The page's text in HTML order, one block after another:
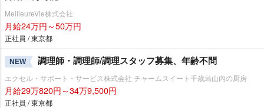
MeilleureVie株式会社
月給24万円～50万円
正社員 / 東京都
NEW 調理師・調理師/調理スタッフ募集、年齢不問
エクセル・サポート・サービス株式会社 チャームスイート千歳烏山内の厨房
月給29万820円～34万9,500円
正社員 / 東京都